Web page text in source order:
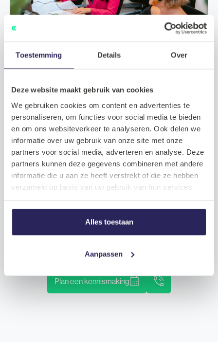
Toestemming Details Over
Deze website maakt gebruik van cookies
We gebruiken cookies om content en advertenties te
personaliseren, om functies voor social media te bieden
en om ons websiteverkeer te analyseren. Ook delen we
informatie over uw gebruik van onze site met onze
partners voor social media, adverteren en analyse. Deze
partners kunnen deze gegevens combineren met andere
informatie die u aan ze heeft verstrekt of die ze hebben
verzameld op basis van uw gebruik van hun services.
Alles toestaan
Aanpassen
De mogelijkheden
bespreken?
Plan een kennismaking